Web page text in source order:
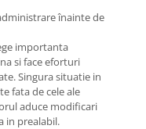
înainte de
importanta
si face eforturi
Singura situatie in
fata de cele ale
aduce modificari
in prealabil.